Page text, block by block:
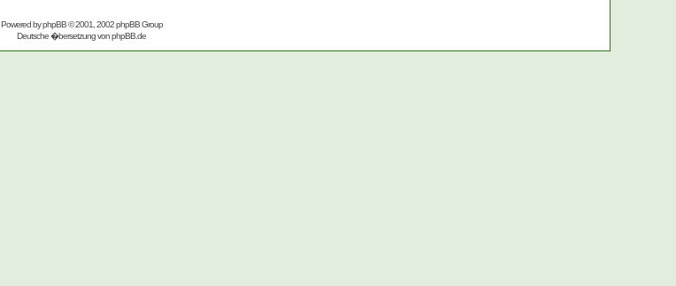
Powered byphpBB© 2001, 2002 phpBB Group
Deutsche �bersetzung vonphpBB.de